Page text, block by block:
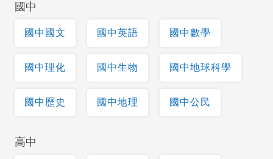
國中
國中國文 國中英語 國中數學
國中理化 國中生物 國中地球科學
國中歷史 國中地理 國中公民
高中